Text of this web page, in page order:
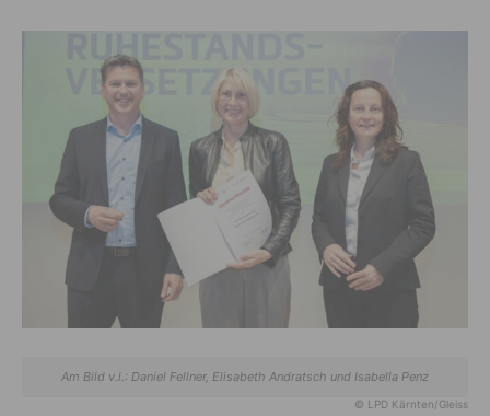
Am Bild v.l.: Daniel Fellner, Elisabeth Andratsch und Isabella Penz
© LPD Kärnten/Gleiss